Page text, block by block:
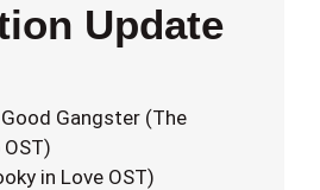
Update
Gangster (The
in Love OST)